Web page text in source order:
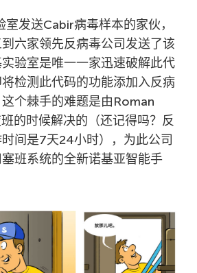
发送Cabir病毒样本的家伙，
六家领先反病毒公司发送了该
验室是唯一一家迅速破解此代
检测此代码的功能添加入反病
个棘手的难题是由Roman
的时候解决的（还记得吗？反
间是7天24小时），为此公司
班系统的全新诺基亚智能手